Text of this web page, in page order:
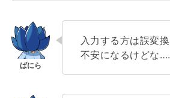
入力する方は誤変
不安になるけどな